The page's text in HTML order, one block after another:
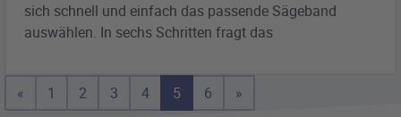
sich schnell und einfach das passende Sägeband
auswählen. In sechs Schritten fragt das
« 1 2 3 4 5 6 »